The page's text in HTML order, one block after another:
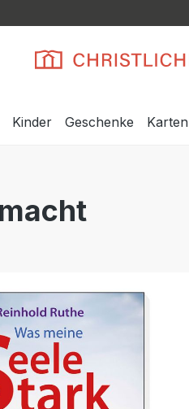
Kinder Geschenke Karten